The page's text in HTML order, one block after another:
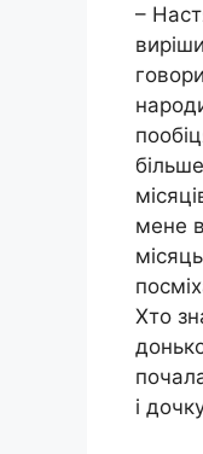
–
мене
Хто
і